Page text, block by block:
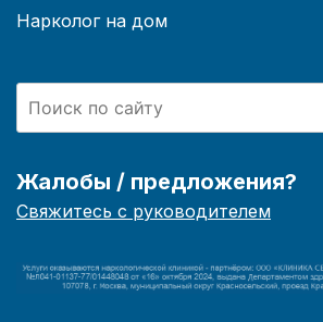
Нарколог на дом
Жалобы / предложения?
Свяжитесь с руководителем